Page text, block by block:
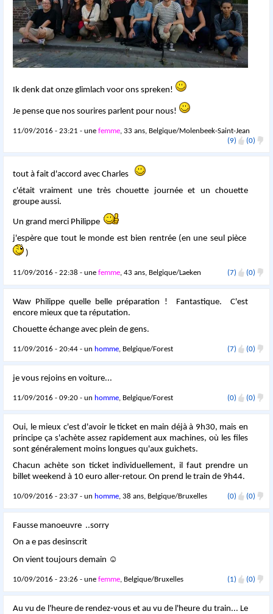
Ik denk dat onze glimlach voor ons spreken!
Je pense que nos sourires parlent pour nous!
11/09/2016 - 23:21 - unefemme , 33 ans, Belgique/Molenbeek-Saint-Jean
(9)
(0)
tout à fait d'accord avec Charles
c'était vraiment une très chouette journée et un chouette
groupe aussi.
Un grand merci Philippe
j'espère que tout le monde est bien rentrée (en une seul pièce
)
11/09/2016 - 22:38 - unefemme , 43 ans, Belgique/Laeken (7) (0)
Waw Philippe quelle belle préparation ! Fantastique. C'est
encore mieux que ta réputation.
Chouette échange avec plein de gens.
11/09/2016 - 20:44 - un homme , Belgique/Forest (7) (0)
je vous rejoins en voiture...
11/09/2016 - 09:20 - un homme , Belgique/Forest (0) (0)
Oui, le mieux c'est d'avoir le ticket en main déjà à 9h30, mais en
principe ça s'achète assez rapidement aux machines, où les files
sont généralement moins longues qu'aux guichets.
Chacun achète son ticket individuellement, il faut prendre un
billet weekend à 10 euro aller-retour. On prend le train de 9h44.
10/09/2016 - 23:37 - un homme , 38 ans, Belgique/Bruxelles (0) (0)
Fausse manoeuvre ..sorry
On a e pas desinscrit
On vient toujours demain ☺
10/09/2016 - 23:26 - unefemme , Belgique/Bruxelles (1) (0)
Au vu de l'heure de rendez-vous et au vu de l'heure du train... Le